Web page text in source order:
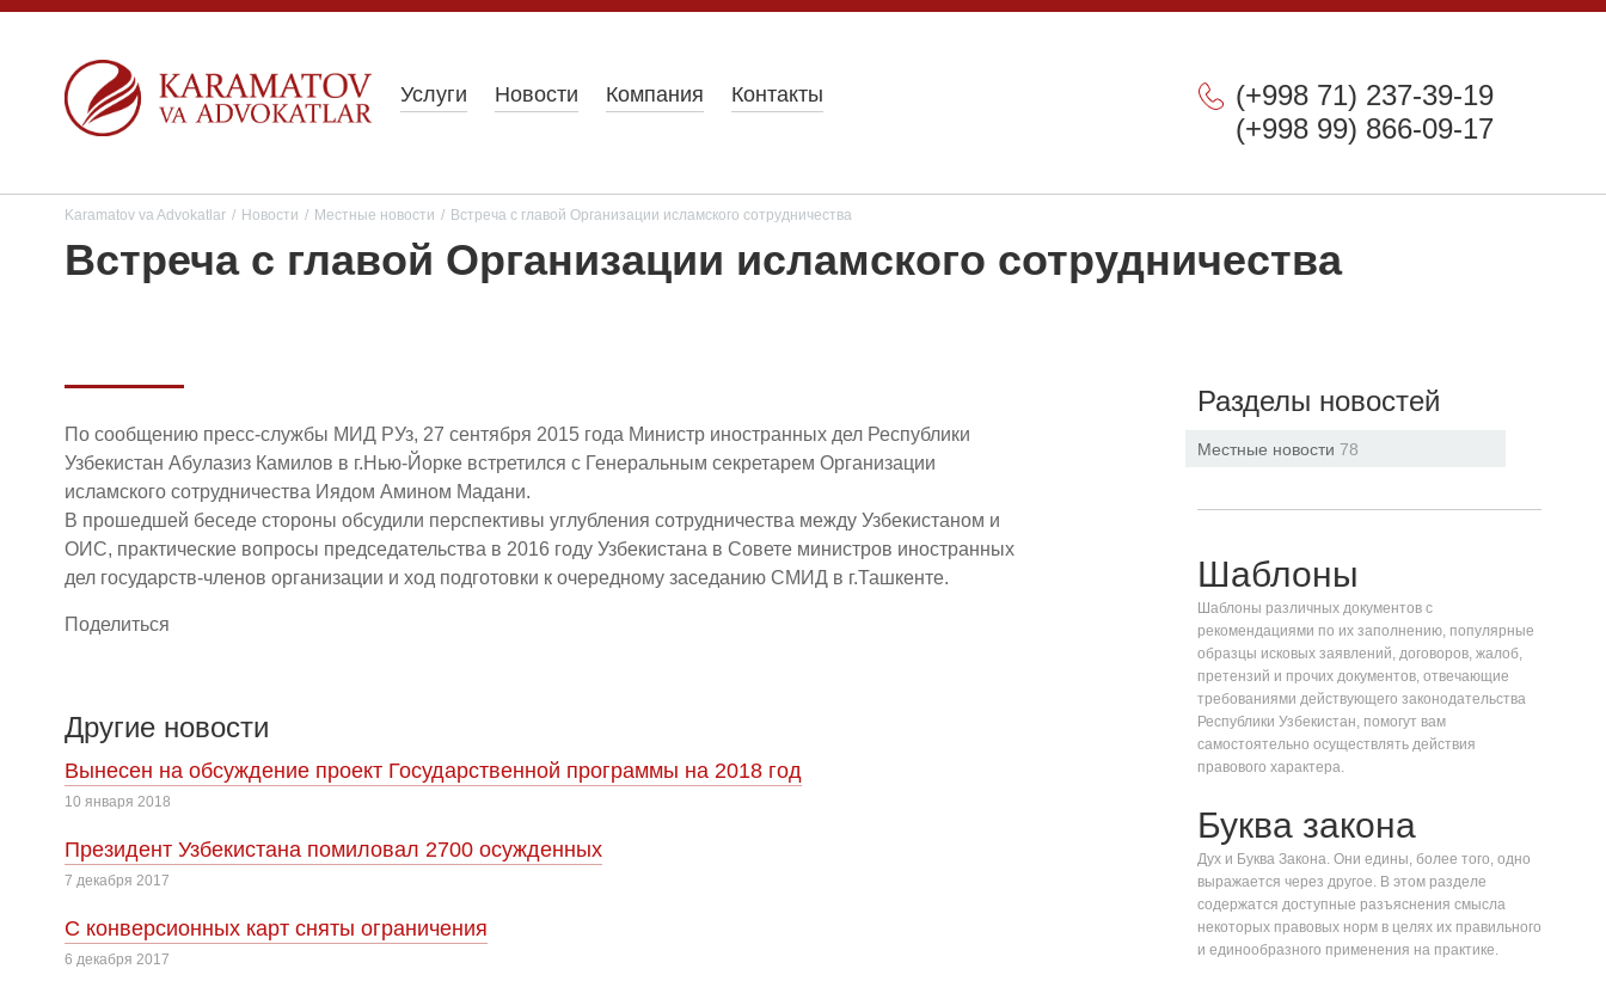
Услуги Новости Компания Контакты
(+998 71) 237-39-19
(+998 99) 866-09-17
Karamatov va Advokatlar / Новости / Местные новости / Встреча с главой Организации исламского сотрудничества
Встреча с главой Организации исламского сотрудничества
По сообщению пресс-службы МИД РУз, 27 сентября 2015 года Министр иностранных дел Республики
Узбекистан Абулазиз Камилов в г.Нью-Йорке встретился с Генеральным секретарем Организации
исламского сотрудничества Иядом Амином Мадани.
В прошедшей беседе стороны обсудили перспективы углубления сотрудничества между Узбекистаном и
ОИС, практические вопросы председательства в 2016 году Узбекистана в Совете министров иностранных
дел государств-членов организации и ход подготовки к очередному заседанию СМИД в г.Ташкенте.
Поделиться
Другие новости
Вынесен на обсуждение проект Государственной программы на 2018 год
10 января 2018
Президент Узбекистана помиловал 2700 осужденных
7 декабря 2017
С конверсионных карт сняты ограничения
6 декабря 2017
Разделы новостей
Местные новости 78
Шаблоны
Шаблоны различных документов с
рекомендациями по их заполнению, популярные
образцы исковых заявлений, договоров, жалоб,
претензий и прочих документов, отвечающие
требованиями действующего законодательства
Республики Узбекистан, помогут вам
самостоятельно осуществлять действия
правового характера.
Буква закона
Дух и Буква Закона. Они едины, более того, одно
выражается через другое. В этом разделе
содержатся доступные разъяснения смысла
некоторых правовых норм в целях их правильного
и единообразного применения на практике.